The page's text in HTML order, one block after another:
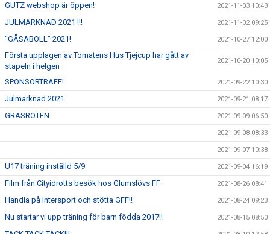
GUTZ webshop är öppen! 2021-11-03 10:43
JULMARKNAD 2021 !!! 2021-11-02 09:25
"GÅSABOLL" 2021! 2021-10-27 12:00
Första upplagen av Tomatens Hus Tjejcup har gått av
stapeln i helgen
2021-10-20 10:05
SPONSORTRÄFF! 2021-09-22 10:30
Julmarknad 2021 2021-09-21 08:17
GRÄSROTEN 2021-09-09 06:50
2021-09-08 08:33
2021-09-07 10:38
U17 träning inställd 5/9 2021-09-04 16:19
Film från Cityidrotts besök hos Glumslövs FF 2021-08-26 08:41
Handla på Intersport och stötta GFF!! 2021-08-24 09:23
Nu startar vi upp träning för barn födda 2017!! 2021-08-15 08:50